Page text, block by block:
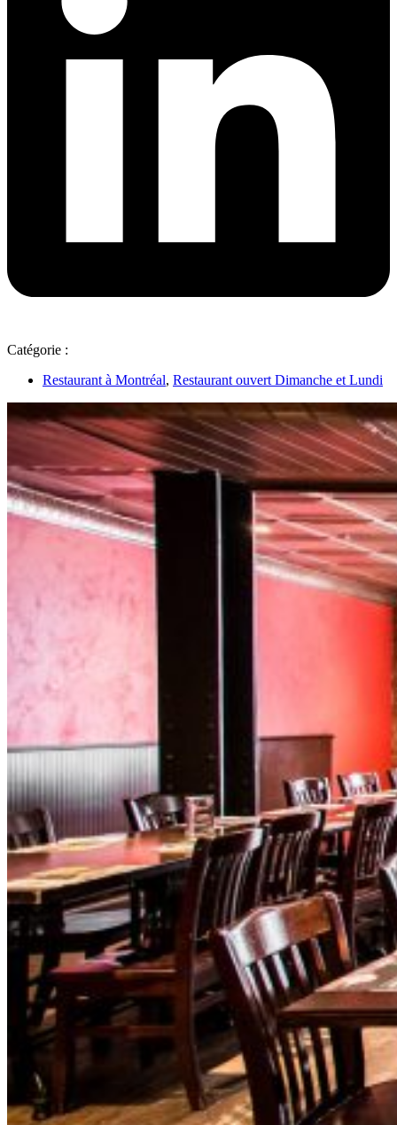
Catégorie :
Restaurant à Montréal, Restaurant ouvert Dimanche et Lundi